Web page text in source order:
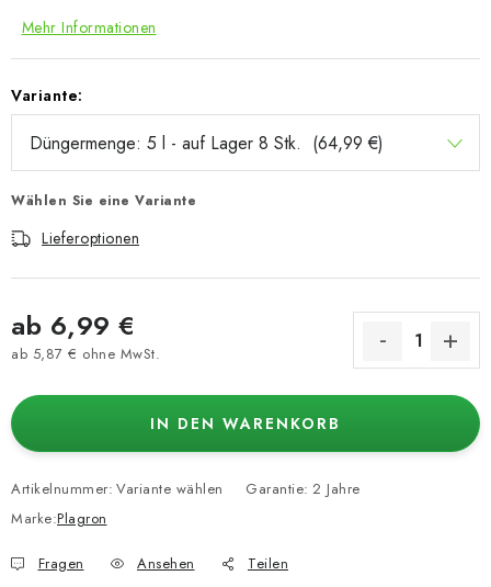
Mehr Informationen
Variante:
Wählen Sie eine Variante
Lieferoptionen
ab 6,99 €
ab 5,87 € ohne MwSt.
IN DEN WARENKORB
Artikelnummer: Variante wählen
Marke:Plagron
Garantie: 2 Jahre
Fragen Ansehen Teilen